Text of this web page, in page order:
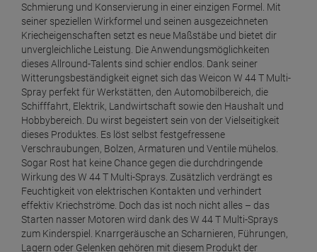
Schmierung und Konservierung in einer einzigen Formel. Mit
seiner speziellen Wirkformel und seinen ausgezeichneten
Kriecheigenschaften setzt es neue Maßstäbe und bietet dir
unvergleichliche Leistung. Die Anwendungsmöglichkeiten
dieses Allround-Talents sind schier endlos. Dank seiner
Witterungsbeständigkeit eignet sich das Weicon W 44 T Multi-
Spray perfekt für Werkstätten, den Automobilbereich, die
Schifffahrt, Elektrik, Landwirtschaft sowie den Haushalt und
Hobbybereich. Du wirst begeistert sein von der Vielseitigkeit
dieses Produktes. Es löst selbst festgefressene
Verschraubungen, Bolzen, Armaturen und Ventile mühelos.
Sogar Rost hat keine Chance gegen die durchdringende
Wirkung des W 44 T Multi-Sprays. Zusätzlich verdrängt es
Feuchtigkeit von elektrischen Kontakten und verhindert
effektiv Kriechströme. Doch das ist noch nicht alles – das
Starten nasser Motoren wird dank des W 44 T Multi-Sprays
zum Kinderspiel. Knarrgeräusche an Scharnieren, Führungen,
Lagern oder Gelenken gehören mit diesem Produkt der